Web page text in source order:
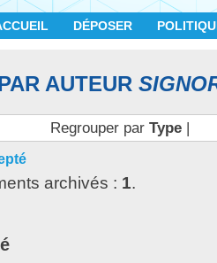
DÉPOSER
AUTEUR
Regrouper par Type|
archivés : 1.